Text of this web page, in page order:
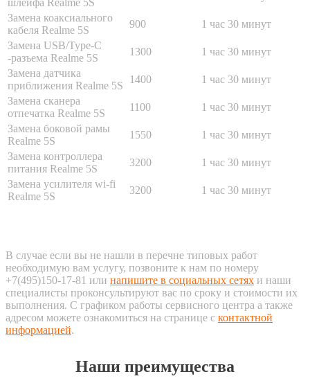
шлейфа Realme 5S
Замена коаксиального
кабеля Realme 5S
900
1 час 30 минут
Замена USB/Type-C
-разъема Realme 5S
1300
1 час 30 минут
Замена датчика
приближения Realme 5S
1400
1 час 30 минут
Замена сканера
отпечатка Realme 5S
1100
1 час 30 минут
Замена боковой рамы
Realme 5S
1550
1 час 30 минут
Замена контроллера
питания Realme 5S
3200
1 час 30 минут
Замена усилителя wi-fi
Realme 5S
3200 1 час 30 минут
В случае если вы не нашли в перечне типовых работ
необходимую вам услугу, позвоните к нам по номеру
+7(495)150-17-81 или напишите в социальных сетях и наши
специалисты проконсультируют вас по сроку и стоимости их
выполнения. С графиком работы сервисного центра а также
адресом можете ознакомиться на странице с контактной
информацией.
Наши преимущества